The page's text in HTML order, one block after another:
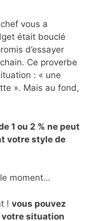
vous a
était bouclé
d’essayer
Ce proverbe
: « une
». Mais au fond,
1 ou 2 % ne peut
votre style de
moment…
! vous pouvez
votre situation